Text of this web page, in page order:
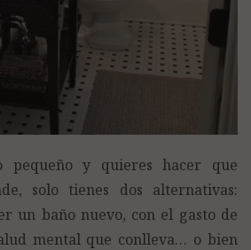
pequeño y quieres hacer que
solo tienes dos alternativas:
un baño nuevo, con el gasto de
mental que conlleva… o bien